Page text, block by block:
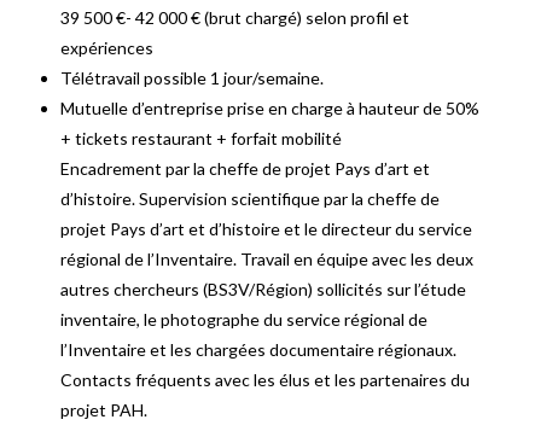
39 500 €- 42 000 € (brut chargé) selon profil et
expériences
Télétravail possible 1 jour/semaine.
Mutuelle d’entreprise prise en charge à hauteur de 50%
+ tickets restaurant + forfait mobilité
Encadrement par la cheffe de projet Pays d’art et
d’histoire. Supervision scientifique par la cheffe de
projet Pays d’art et d’histoire et le directeur du service
régional de l’Inventaire. Travail en équipe avec les deux
autres chercheurs (BS3V/Région) sollicités sur l’étude
inventaire, le photographe du service régional de
l’Inventaire et les chargées documentaire régionaux.
Contacts fréquents avec les élus et les partenaires du
projet PAH.